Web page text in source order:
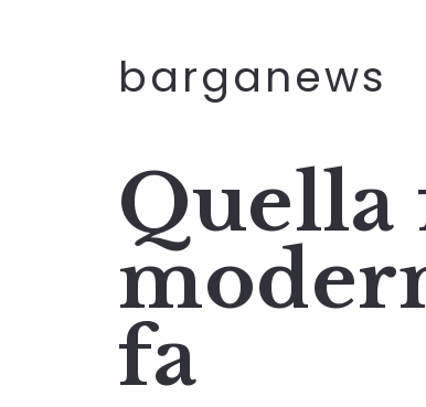
barganews
Quella
fa